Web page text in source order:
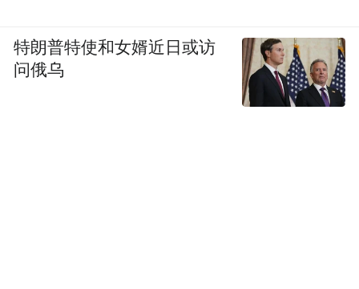
特朗普特使和女婿近日或访
问俄乌